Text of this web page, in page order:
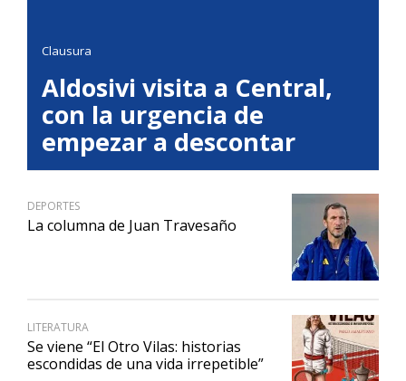
Clausura
Aldosivi visita a Central,
con la urgencia de
empezar a descontar
DEPORTES
La columna de Juan Travesaño
LITERATURA
Se viene “El Otro Vilas: historias
escondidas de una vida irrepetible”